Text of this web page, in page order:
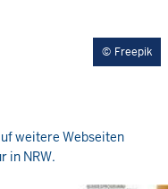
Freepik
weitere Webseiten
in NRW.